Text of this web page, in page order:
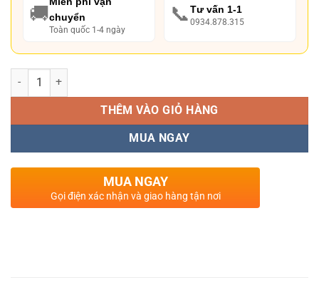
🚚chuyển
Toàn quốc 1-4 ngày
📞Tư vấn 1-1
0934.878.315
Số lượng
THÊM VÀO GIỎ HÀNG
MUA NGAY
MUA NGAY
Gọi điện xác nhận và giao hàng tận nơi